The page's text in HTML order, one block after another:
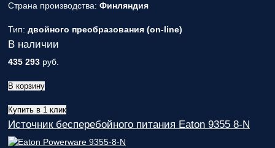
Страна производства: Финляндия
Тип: двойного преобразования (on-line)
В наличии
435 293 руб.
В корзину
Купить в 1 клик
Источник бесперебойного питания Eaton 9355 8-N